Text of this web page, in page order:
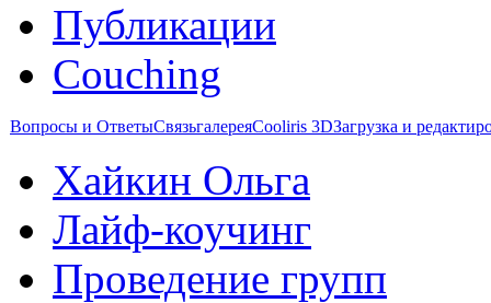
Публикации
Couching
Вопросы и ОтветыСвязьгалереяCooliris 3DЗагрузка и
Хайкин Ольга
Лайф-коучинг
Проведение групп